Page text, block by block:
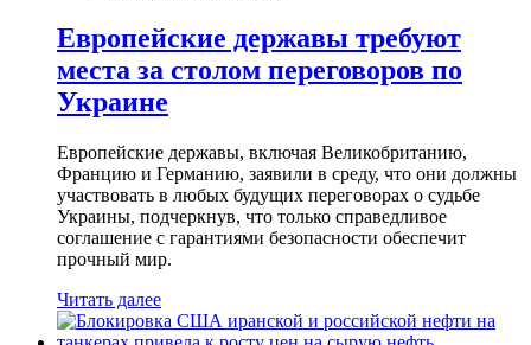
Европейские державы требуют
места за столом переговоров по
Украине
Европейские державы, включая Великобританию,
Францию и Германию, заявили в среду, что они должны
участвовать в любых будущих переговорах о судьбе
Украины, подчеркнув, что только справедливое
соглашение с гарантиями безопасности обеспечит
прочный мир.
Читать далее